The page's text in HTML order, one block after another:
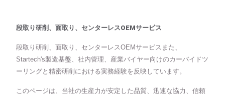
段取り研削、面取り、センターレスOEMサービス
段取り研削、面取り、センターレスOEMサービスまた、
Startech's製造基盤、社内管理、産業バイヤー向けのカーバイドツ
ーリングと精密研削における実務経験を反映しています。
このページは、当社の生産力が安定した品質、迅速な協力、信頼